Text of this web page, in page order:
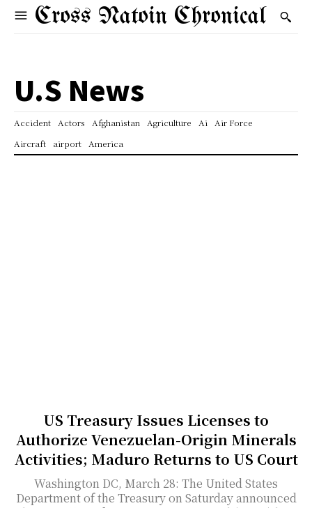
Cross Natoin Chronical
U.S News
Accident Actors Afghanistan Agriculture Ai
Air Force
Aircraft
airport America
US Treasury Issues Licenses to
Authorize Venezuelan-Origin Minerals
Activities; Maduro Returns to US Court
Washington DC, March 28: The United States
Department of the Treasury on Saturday announced